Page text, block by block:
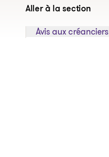
Aller à la section
Sauter à la section:
Avis aux créanciers